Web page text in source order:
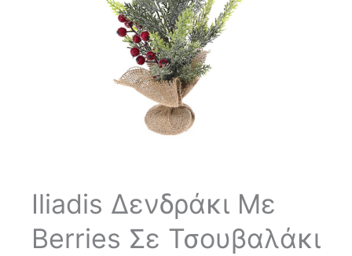
Iliadis Δενδράκι Με
Berries Σε Τσουβαλάκι